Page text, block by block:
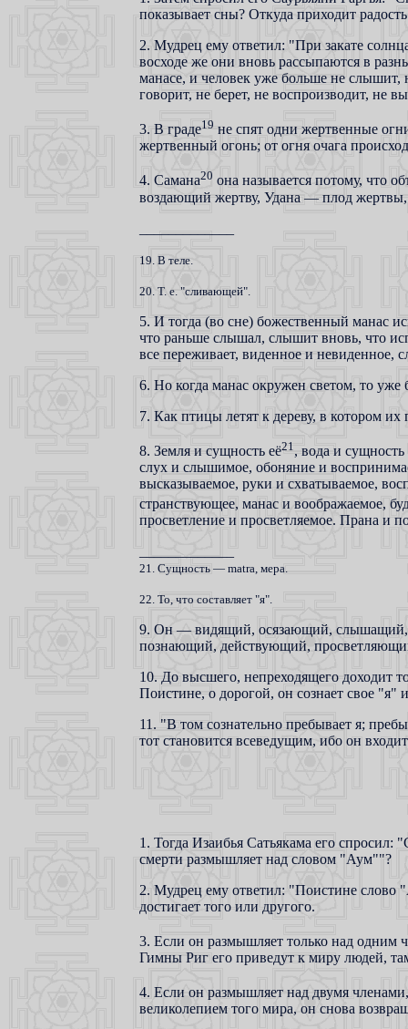
показывает сны? Откуда приходит
2. Мудрец ему ответил: "При закате
восходе же они вновь рассыпаются в
манасе, и человек уже больше не слышит,
говорит, не берет, не воспроизводит, не
3. В граде19 не спят одни жертвенные
жертвенный огонь; от огня очага
4. Самана20 она называется потому, что
воздающий жертву, Удана — плод
19. В теле.
20. Т. е. "сливающей".
5. И тогда (во сне) божественный манас
что раньше слышал, слышит вновь, что
все переживает, виденное и
6. Но когда манас окружен светом, то уже
7. Как птицы летят к дереву, в котором
8. Земля и сущность её21 , вода и
слух и слышимое, обоняние и
высказываемое, руки и схватываемое,
странствующее, манас и воображаемое,
просветление и просветляемое. Прана и
21. Сущность — matra, мера.
22. То, что составляет "я".
9. Он — видящий, осязающий,
познающий, действующий,
10. До высшего, непреходящего доходит
Поистине, о дорогой, он сознает свое "я"
11. "В том сознательно пребывает я;
тот становится всеведущим, ибо он
1. Тогда Изаибья Сатьякама его спросил:
смерти размышляет над словом "Аум""?
2. Мудрец ему ответил: "Поистине
достигает того или другого.
3. Если он размышляет только над одним
Гимны Риг его приведут к миру людей,
4. Если он размышляет над двумя
великолепием того мира, он снова